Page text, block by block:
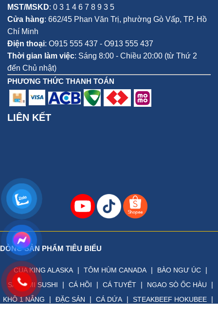
- Mực tẩm đã nướng chín và sấy khô nên có thể ăn liền ngay
lập tức
- Mực sau khi mua về nên để ở ngăn mát tủ lạnh (hạn dùng
đến 6 tháng) hoặc nơi khô ráo thoáng mát (hạn dùng trong 1
tháng)
- Mực thích hợp nhâm nhi với bia và các loại nước giải khát
LƯU Ý KHI MUA MỰC MỰC TẨM GIA VỊ
- Sản phẩm "mực khô tẩm gia vị" giả thường được làm bằng
tinh bột tổng hợp, khi đốt miếng mực sẽ bốc cháy, tạo ra khói
và không có mùi thơm
- Sản phẩm
dưới 800.000đ/kg, khi nhai sớ thịt dai ngọt, thơm đậm mùi
mực, không tan trong miệng, khi đốt thì không cháy tạo lửa
mà tỏa ra mùi thơm của mực nướng bị cháy.
LIÊN HỆ MUA KHÔ MỰC TẨM GIA VỊ
MST/MSKD: 0 3 1 4 6 7 8 9 3 5
Cửa hàng: 662/45 Phan Văn Trị, phường Gò Vấp, TP. Hồ
Chí Minh
Điện thoại: O915 555 437 - O913 555 437
Thời gian làm việc: Sáng 8:00 - Chiều 20:00 (từ Thứ 2
đến Chủ nhật)
PHƯƠNG THỨC THANH TOÁN
LIÊN KẾT
DÒNG SẢN PHẨM TIÊU BIỂU
CUA KING ALASKA | TÔM HÙM CANADA | BÀO NGƯ ÚC |
SASHIMI SUSHI | CÁ HỒI | CÁ TUYẾT | NGAO SÒ ỐC HÀU |
KHÔ 1 NẮNG | ĐẶC SẢN | CÁ DỨA | STEAKBEEF HOKUBEE |